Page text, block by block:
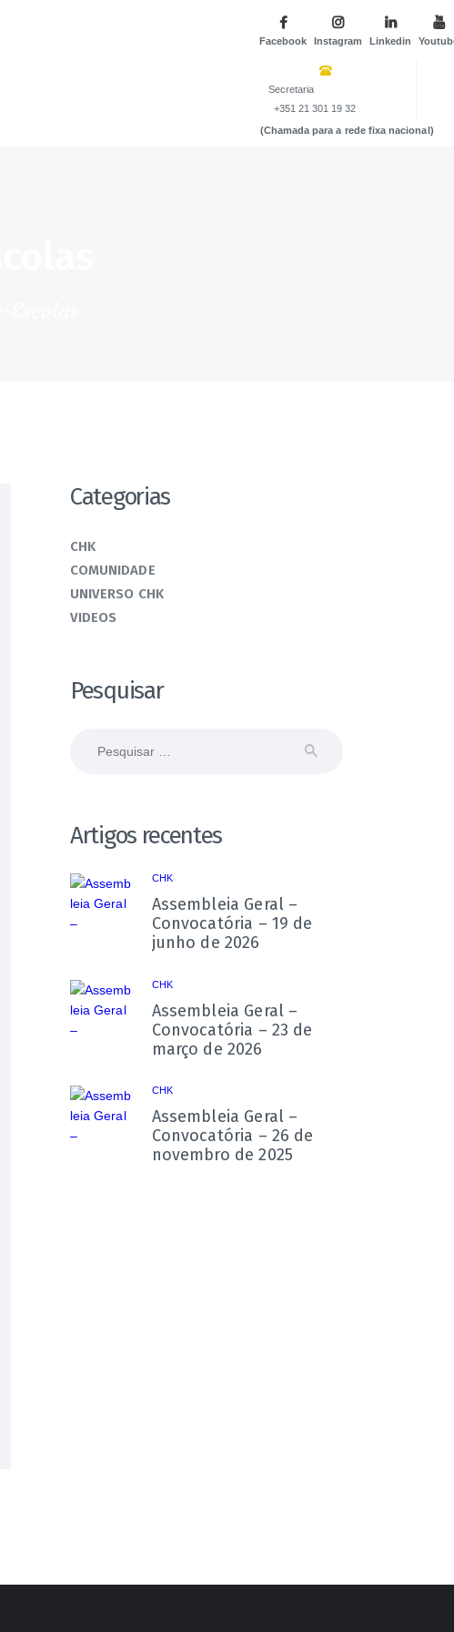
Facebook Instagram Linkedin
Secretaria
+351 21 301 19 32
(Chamada para a rede fixa nacional)
Categorias
CHK
COMUNIDADE
UNIVERSO CHK
VIDEOS
Pesquisar
Artigos recentes
CHK
Assembleia Geral –
Convocatória – 19 de
junho de 2026
CHK
Assembleia Geral –
Convocatória – 23 de
março de 2026
CHK
Assembleia Geral –
Convocatória – 26 de
novembro de 2025